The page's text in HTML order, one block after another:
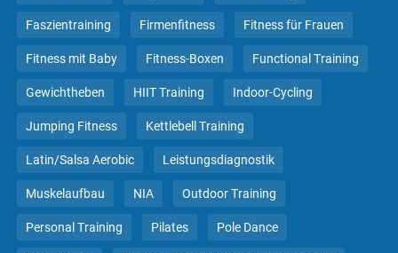
Faszientraining Firmenfitness Fitness für Frauen
Fitness mit Baby Fitness-Boxen Functional Training
Gewichtheben HIIT Training Indoor-Cycling
Jumping Fitness Kettlebell Training
Latin/Salsa Aerobic Leistungsdiagnostik
Muskelaufbau NIA Outdoor Training
Personal Training Pilates Pole Dance